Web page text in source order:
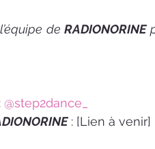
de RADIONORINE
@step2dance_
: [Lien à venir]